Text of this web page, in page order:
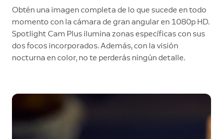
Obtén una imagen completa de lo que sucede en todo
momento con la cámara de gran angular en 1080p HD.
Spotlight Cam Plus ilumina zonas específicas con sus
dos focos incorporados. Además, con la visión
nocturna en color, no te perderás ningún detalle.